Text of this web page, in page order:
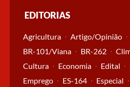
EDITORIAS
Agricultura Artigo/Opinião
BR-101/Viana
BR-262
Cultura
Economia Edital
Emprego
ES-164 Especial